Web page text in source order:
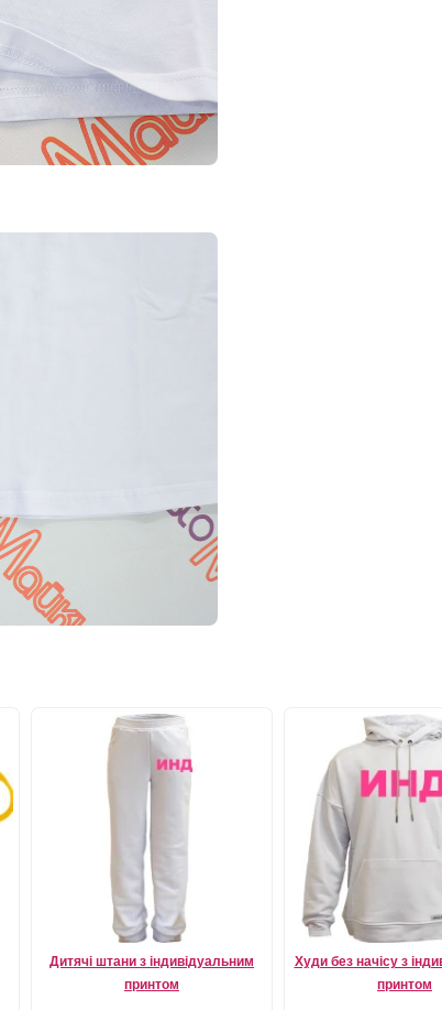
Дитячі штани з індивідуальним
принтом
Худи без начісу з
принтом